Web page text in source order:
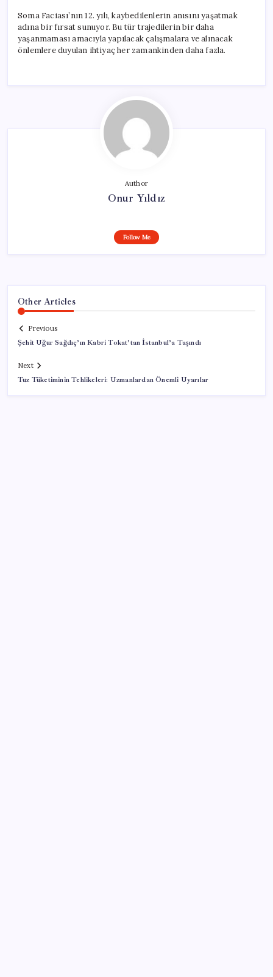
Soma Faciası’nın 12. yılı, kaybedilenlerin anısını yaşatmak
adına bir fırsat sunuyor. Bu tür trajedilerin bir daha
yaşanmaması amacıyla yapılacak çalışmalara ve alınacak
önlemlere duyulan ihtiyaç her zamankinden daha fazla.
Author
Onur Yıldız
Follow Me
Other Articles
Previous
Şehit Uğur Sağdıç’ın Kabri Tokat’tan İstanbul’a Taşındı
Next
Tuz Tüketiminin Tehlikeleri: Uzmanlardan Önemli Uyarılar